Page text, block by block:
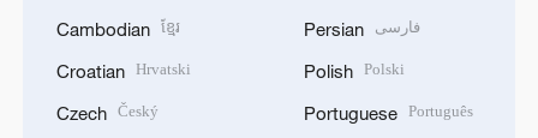
Cambodian ខ្មែរ
Croatian Hrvatski
Czech Český
Persian فارسی
Polish Polski
Portuguese Português